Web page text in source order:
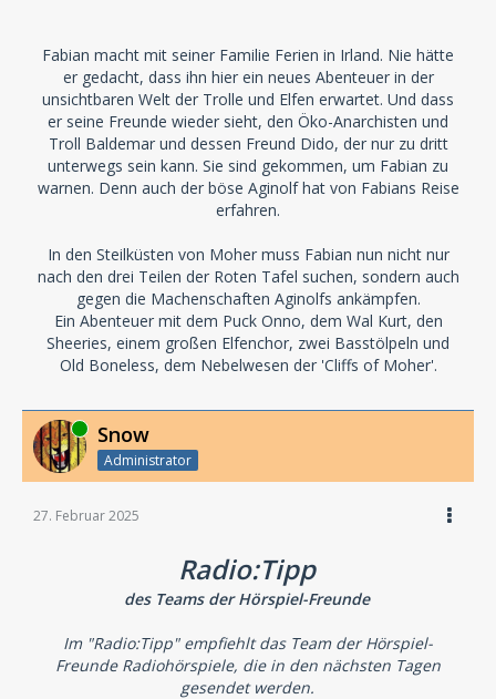
Fabian macht mit seiner Familie Ferien in Irland. Nie hätte
er gedacht, dass ihn hier ein neues Abenteuer in der
unsichtbaren Welt der Trolle und Elfen erwartet. Und dass
er seine Freunde wieder sieht, den Öko-Anarchisten und
Troll Baldemar und dessen Freund Dido, der nur zu dritt
unterwegs sein kann. Sie sind gekommen, um Fabian zu
warnen. Denn auch der böse Aginolf hat von Fabians Reise
erfahren.
In den Steilküsten von Moher muss Fabian nun nicht nur
nach den drei Teilen der Roten Tafel suchen, sondern auch
gegen die Machenschaften Aginolfs ankämpfen.
Ein Abenteuer mit dem Puck Onno, dem Wal Kurt, den
Sheeries, einem großen Elfenchor, zwei Basstölpeln und
Old Boneless, dem Nebelwesen der 'Cliffs of Moher'.
Online Snow
Administrator
27. Februar 2025
Radio:Tipp
des Teams der Hörspiel-Freunde
Im "Radio:Tipp" empfiehlt das Team der Hörspiel-
Freunde Radiohörspiele, die in den nächsten Tagen
gesendet werden.